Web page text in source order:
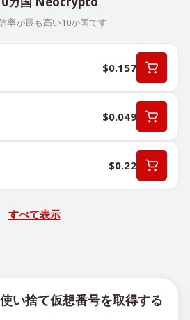
率が最も高い10か国です
$0.157
$0.049
$0.22
すべて表示
い捨て仮想番号を取得する